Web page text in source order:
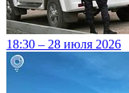
18:30 – 28 июля 2026